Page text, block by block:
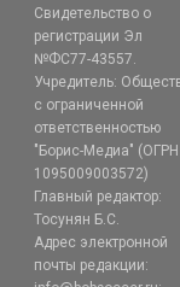
Свидетельство о
регистрации Эл
№ФС77-43557.
Учредитель:
с ограниченной
ответственностью
"Борис-Медиа" (ОГРН
1095009003572)
Главный редактор:
Тосунян Б.С.
Адрес электронной
почты редакции: